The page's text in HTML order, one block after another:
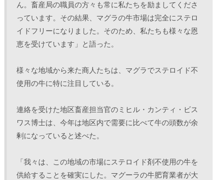
ん。畜産局の職員の方々も常に私たちを励ましてくださ
っています。その結果、マグラの牛市場は完全にステロ
イドフリーになりました。そのため、私たちも様々な恩
恵を受けています」と語った。
様々な地域から来た商人たちは、マグラでステロイド不
使用の牛に特に注目している。
連絡を受けた地区畜産担当官のミヒル・カンティ・ビス
ワス博士は、今年は地区内で需要に比べて牛の頭数が余
剰になっていると述べた。
「我々は、この地域の市場にステロイド剤不使用の牛を
供給することを確実にした。マグーラの牛肥育業者が大